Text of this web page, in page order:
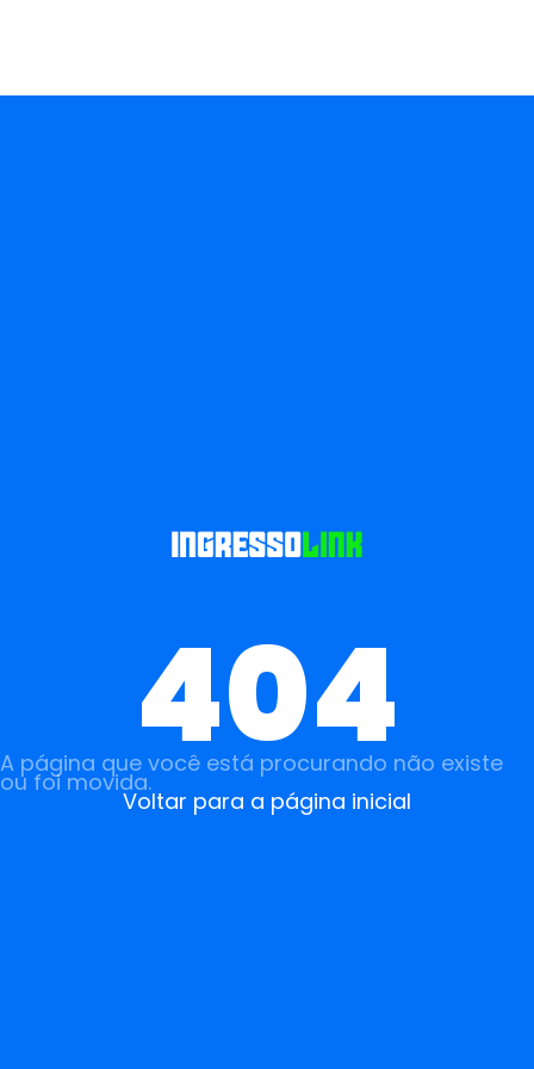
404
A página que você está procurando não existe
ou foi movida.
Voltar para a página inicial